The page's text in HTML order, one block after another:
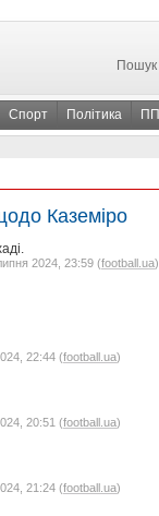
Пошук
Спорт Політика ПП
Каземіро
2024, 23:59 (football.ua)
22:44 (football.ua)
20:51 (football.ua)
21:24 (football.ua)